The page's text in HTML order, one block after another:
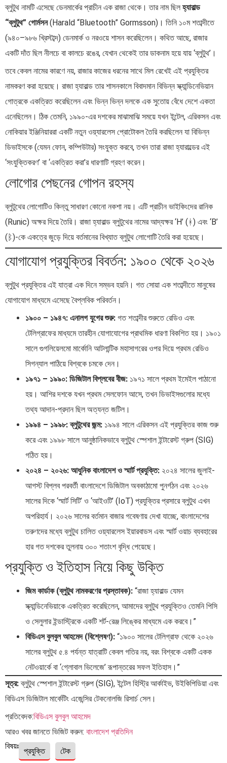
ব্লুটুথ নামটি এসেছে ডেনমার্কের প্রাচীন এক রাজা থেকে। তার নাম ছিলহ্যারাল্ড
“ব্লুটুথ” গোর্মসন(Harald “Bluetooth” Gormsson)। তিনি ১০ম শতাব্দীতে
(৯৪০–৯৮৬ খ্রিস্টাব্দ) ডেনমার্ক ও নরওয়ে শাসন করেছিলেন। কথিত আছে, রাজার
একটি দাঁত ছিল নীলচে বা কালচে রঙের, যেখান থেকেই তার ডাকনাম হয়ে যায় ‘ব্লুটুথ’।
তবে কেবল নামের কারণে নয়, রাজার কাজের ধরনের সাথে মিল রেখেই এই প্রযুক্তির
নামকরণ করা হয়েছে। রাজা হ্যারাল্ড তার শাসনকালে বিবাদমান বিভিন্ন স্ক্যান্ডিনেভিয়ান
গোত্রকে একত্রিত করেছিলেন এবং ভিন্ন ভিন্ন দলকে এক সুতোয় বেঁধে দেশে একতা
এনেছিলেন। ঠিক তেমনি, ১৯৯০-এর দশকের মাঝামাঝি সময়ে যখন ইন্টেল, এরিকসন এবং
নোকিয়ার ইঞ্জিনিয়াররা একটি নতুন ওয়্যারলেস প্রোটোকল তৈরি করছিলেন যা বিভিন্ন
ডিভাইসকে (যেমন ফোন, কম্পিউটার) সংযুক্ত করবে, তখন তারা রাজা হ্যারাল্ডের এই
‘সংযুক্তিকরণ’ বা ‘একত্রিত করা’র ধারণাটি গ্রহণ করেন।
লোগোর পেছনের গোপন রহস্য
ব্লুটুথের লোগোটিও কিন্তু সাধারণ কোনো নকশা নয়। এটি প্রাচীন ভাইকিংদের রানিক
(Runic) অক্ষর দিয়ে তৈরি। রাজা হ্যারাল্ড ব্লুটুথের নামের আদ্যক্ষর ‘H’ (ᚼ) এবং ‘B’
(ᛒ)-কে একত্রে জুড়ে দিয়ে বর্তমানের বিখ্যাত ব্লুটুথ লোগোটি তৈরি করা হয়েছে।
যোগাযোগ প্রযুক্তির বিবর্তন: ১৯০০ থেকে ২০২৬
ব্লুটুথ প্রযুক্তির এই যাত্রা এক দিনে সম্ভব হয়নি। গত সোয়া এক শতাব্দীতে মানুষের
যোগাযোগ মাধ্যমে এসেছে বৈপ্লবিক পরিবর্তন।
১৯০০ – ১৯৪৭: এনালগ যুগের শুরু: গত শতাব্দীর শুরুতে রেডিও এবং
টেলিগ্রাফের মাধ্যমে তারহীন যোগাযোগের প্রাথমিক ধারণা বিকশিত হয়। ১৯০১
সালে গুগলিয়েলমো মার্কোনি আটলান্টিক মহাসাগরের ওপর দিয়ে প্রথম রেডিও
সিগন্যাল পাঠিয়ে বিশ্বকে চমকে দেন।
১৯৭১ – ১৯৯০: ডিজিটাল বিপ্লবের বীজ: ১৯৭১ সালে প্রথম ইমেইল পাঠানো
হয়। আশির দশকে যখন প্রথম সেলফোন আসে, তখন ডিভাইসগুলোর মধ্যে
তথ্য আদান-প্রদান ছিল অত্যন্ত জটিল।
১৯৯৪ – ১৯৯৮: ব্লুটুথের জন্ম: ১৯৯৪ সালে এরিকসন এই প্রযুক্তির কাজ শুরু
করে এবং ১৯৯৮ সালে আনুষ্ঠানিকভাবে ব্লুটুথ স্পেশাল ইন্টারেস্ট গ্রুপ (SIG)
গঠিত হয়।
২০২৪ – ২০২৬: আধুনিক বাংলাদেশ ও স্মার্ট প্রযুক্তি: ২০২৪ সালের জুলাই-
আগস্ট বিপ্লব পরবর্তী বাংলাদেশে ডিজিটাল অবকাঠামো পুনর্গঠন এবং ২০২৬
সালের দিকে ‘স্মার্ট সিটি’ ও ‘আইওটি’ (IoT) প্রযুক্তির প্রসারে ব্লুটুথ এখন
অপরিহার্য। ২০২৬ সালের বর্তমান বাজার গবেষণায় দেখা যাচ্ছে, বাংলাদেশের
তরুণদের মধ্যে ব্লুটুথ চালিত ওয়্যারলেস ইয়ারবাডস এবং স্মার্ট ওয়াচ ব্যবহারের
হার গত দশকের তুলনায় ৩০০ শতাংশ বৃদ্ধি পেয়েছে।
প্রযুক্তি ও ইতিহাস নিয়ে কিছু উক্তি
জিম কার্ডাক (ব্লুটুথ নামকরণের প্রস্তাবক): “রাজা হ্যারাল্ড যেমন
স্ক্যান্ডিনেভিয়াকে একত্রিত করেছিলেন, আমাদের ব্লুটুথ প্রযুক্তিও তেমনি পিসি
ও সেলুলার ইন্ডাস্ট্রিকে একটি শর্ট-রেঞ্জ লিঙ্কের মাধ্যমে এক করবে।”
বিডিএস বুলবুল আহমেদ (বিশ্লেষণ): “১৯০০ সালের টেলিগ্রাফ থেকে ২০২৬
সালের ব্লুটুথ ৫.৪ পর্যন্ত যাত্রাটি কেবল গতির নয়, বরং বিশ্বকে একটি একক
নেটওয়ার্কে বা ‘গ্লোবাল ভিলেজে’ রূপান্তরের সফল ইতিহাস।”
সূত্র:ব্লুটুথ স্পেশাল ইন্টারেস্ট গ্রুপ (SIG), ইন্টেল হিস্ট্রি আর্কাইভ, উইকিপিডিয়া এবং
বিডিএস ডিজিটাল মার্কেটিং এজেন্সির টেকনোলজি রিসার্চ সেল।
প্রতিবেদক:বিডিএস বুলবুল আহমেদ
আরও খবর জানতে ভিজিট করুন: বাংলাদেশ প্রতিদিন
বিষয়ঃ প্রযুক্তি টেক